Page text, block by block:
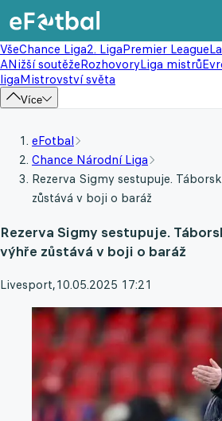
VšeChance Liga2. LigaPremier League
ANižší soutěžeRozhovoryLiga mistrů
ligaMistrovství světa
Více
eFotbal
Chance Národní Liga
Rezerva Sigmy sestupuje.
zůstává v boji o baráž
Rezerva Sigmy sestupuje.
výhře zůstává v boji o baráž
Livesport,10.05.2025 17:21